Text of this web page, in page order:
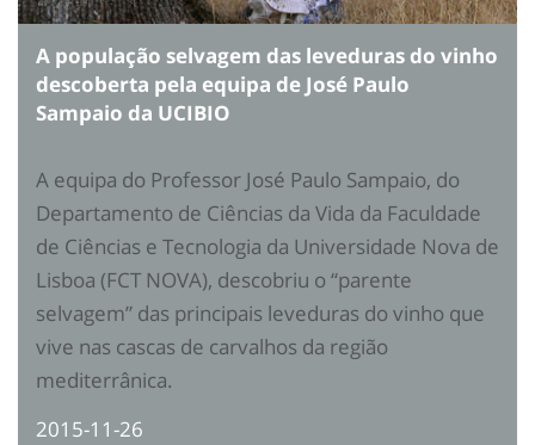
A população selvagem das leveduras do vinho
descoberta pela equipa de José Paulo
Sampaio da UCIBIO
A equipa do Professor José Paulo Sampaio, do
Departamento de Ciências da Vida da Faculdade
de Ciências e Tecnologia da Universidade Nova de
Lisboa (FCT NOVA), descobriu o “parente
selvagem” das principais leveduras do vinho que
vive nas cascas de carvalhos da região
mediterrânica.
2015-11-26